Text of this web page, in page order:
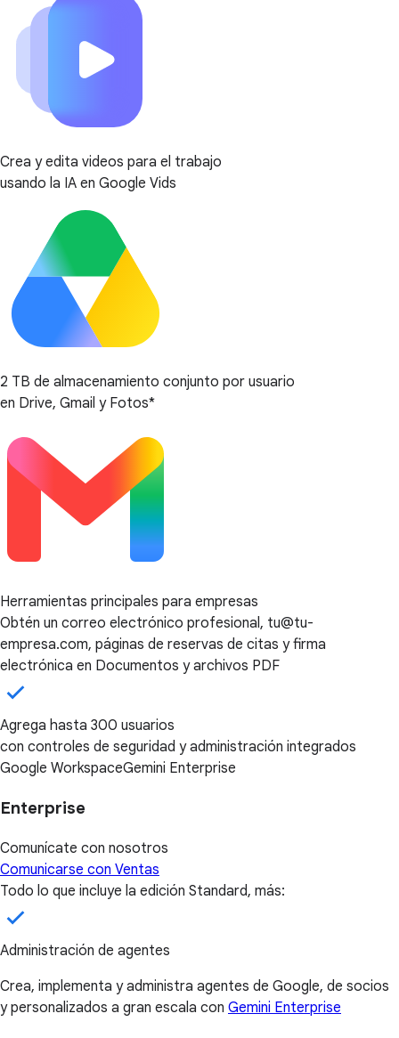
Crea y edita videos para el trabajo
usando la IA en Google Vids
2 TB de almacenamiento conjunto por usuario
en Drive, Gmail y Fotos*
Herramientas principales para empresas
Obtén un correo electrónico profesional, tu@tu-
empresa.com, páginas de reservas de citas y firma
electrónica en Documentos y archivos PDF
Agrega hasta 300 usuarios
con controles de seguridad y administración integrados
Google WorkspaceGemini Enterprise
Enterprise
Comunícate con nosotros
Comunicarse con Ventas
Todo lo que incluye la edición Standard, más:
Administración de agentes
Crea, implementa y administra agentes de Google, de socios
y personalizados a gran escala con Gemini Enterprise